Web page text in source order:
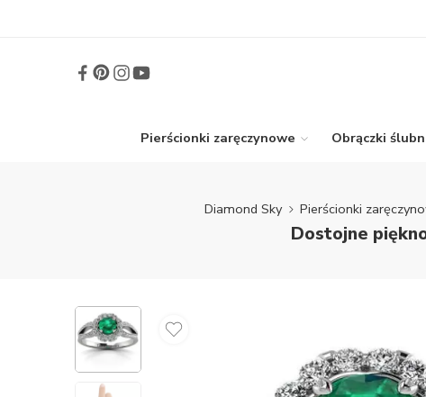
Pierścionki zaręczynowe Obrączki
Diamond Sky Pierścionki
Dostojne